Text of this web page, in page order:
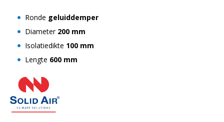
Ronde geluiddemper
Diameter 200 mm
Isolatiedikte 100 mm
Lengte 600 mm